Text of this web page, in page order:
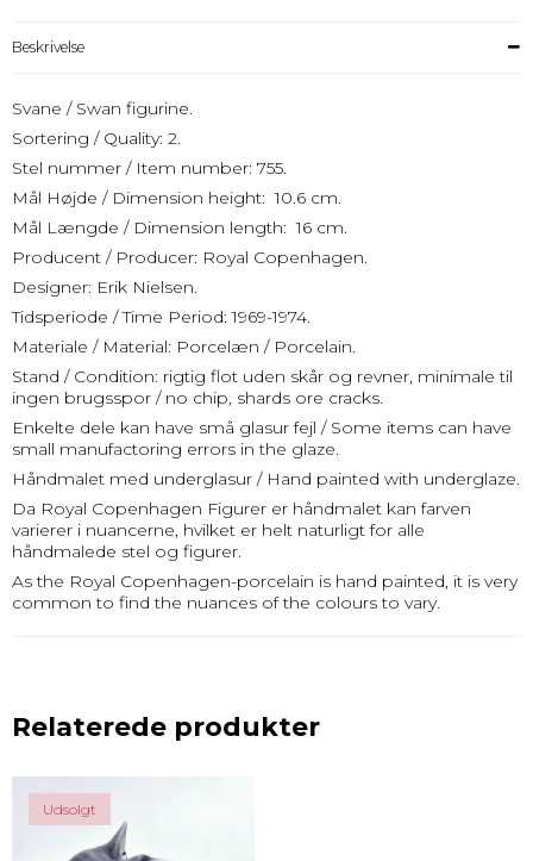
Beskrivelse
Svane / Swan figurine.
Sortering / Quality: 2.
Stel nummer / Item number: 755.
Mål Højde / Dimension height: 10.6 cm.
Mål Længde / Dimension length: 16 cm.
Producent / Producer: Royal Copenhagen.
Designer: Erik Nielsen.
Tidsperiode / Time Period: 1969-1974.
Materiale / Material: Porcelæn / Porcelain.
Stand / Condition: rigtig flot uden skår og revner, minimale til
ingen brugsspor / no chip, shards ore cracks.
Enkelte dele kan have små glasur fejl / Some items can have
small manufactoring errors in the glaze.
Håndmalet med underglasur / Hand painted with underglaze.
Da Royal Copenhagen Figurer er håndmalet kan farven
varierer i nuancerne, hvilket er helt naturligt for alle
håndmalede stel og figurer.
As the Royal Copenhagen-porcelain is hand painted, it is very
common to find the nuances of the colours to vary.
Relaterede produkter
Udsolgt